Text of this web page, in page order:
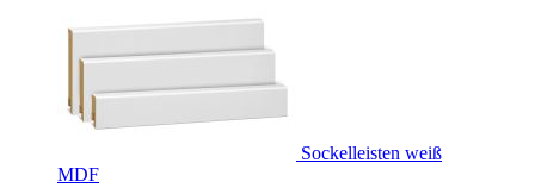
Sockelleisten weiß
MDF